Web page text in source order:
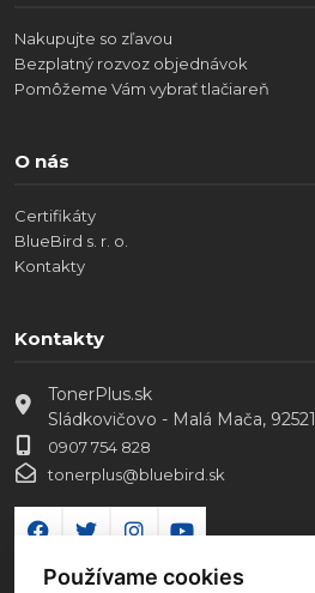
Nakupujte so zľavou
Bezplatný rozvoz objednávok
Pomôžeme Vám vybrať tlačiareň
O nás
Certifikáty
BlueBird s. r. o.
Kontakty
Kontakty
TonerPlus.sk
Sládkovičovo - Malá Mača, 92521
0907 754 828
tonerplus@bluebird.sk
Používame cookies